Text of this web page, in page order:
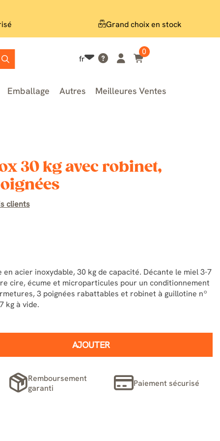
Grand choix en stock
fr
0
Emballage Autres Meilleures Ventes
30 kg avec robinet,
clients
acier inoxydable, 30 kg de capacité. Décante le miel 3-7
cire, écume et microparticules pour un conditionnement
3 poignées rabattables et robinet à guillotine nº
kg à vide.
AJOUTER
Remboursement
garanti
Paiement sécurisé